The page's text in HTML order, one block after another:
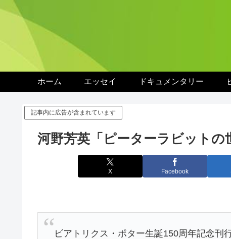
ホーム エッセイ ドキュメンタリー
記事内に広告が含まれています
河野芳英「ピーターラビットの
X Facebook
ビアトリクス・ポター生誕150周年記念刊